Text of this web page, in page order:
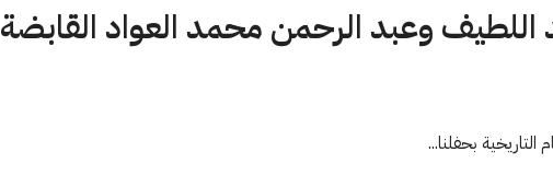
وعبد الرحمن محمد العواد القابضة